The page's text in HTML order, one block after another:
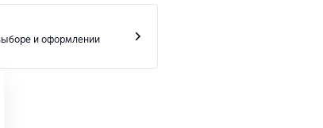
и оформлении